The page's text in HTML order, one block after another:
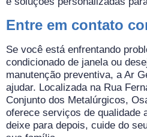
Entre em contato
Se você está enfrentando
condicionado de janela ou
manutenção preventiva, a Ar
ajudar. Localizada na Rua
Conjunto dos Metalúrgicos,
oferece serviços de qualidade
deixe para depois, cuide do